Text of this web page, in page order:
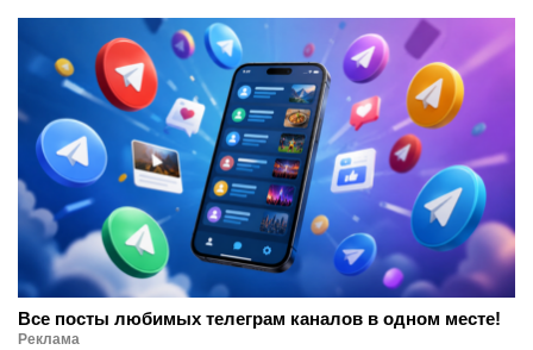
Все посты любимых телеграм каналов в одном месте!
Реклама